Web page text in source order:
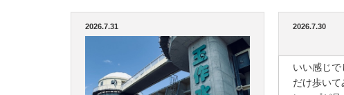
2026.7.31 2026.7.30
いい感じ
だけ歩い